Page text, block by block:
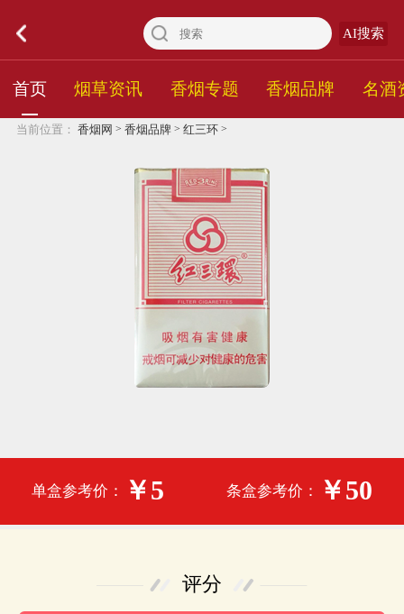
AI搜索
首页 烟草资讯 香烟专题 香烟品牌 名酒
当前位置： 香烟网 > 香烟品牌 > 红三环>
单盒参考价： ￥5 条盒参考价： ￥50
评分